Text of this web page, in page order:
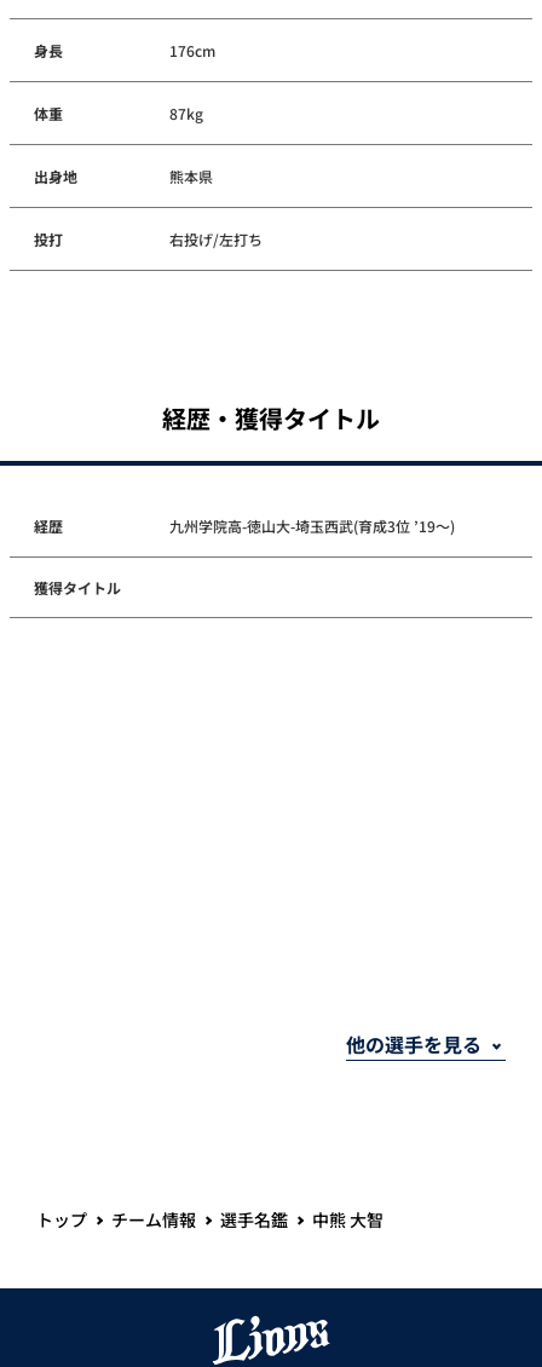
身長 176cm
体重 87kg
出身地 熊本県
投打 右投げ/左打ち
経歴・獲得タイトル
経歴 九州学院高-徳山大-埼玉西武(育成3位 ’19～)
獲得タイトル
トップ チーム情報 選手名鑑 中熊 大智